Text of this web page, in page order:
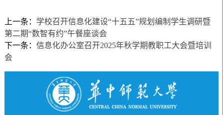
上一条： 学校召开信息化建设“十五五”规划编制学生调研暨
第二期“数智有约”午餐座谈会
下一条： 信息化办公室召开2025年秋学期教职工大会暨培训
会